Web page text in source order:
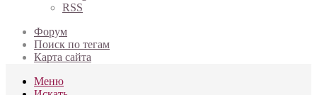
RSS
Форум
Поиск по тегам
Карта сайта
Меню